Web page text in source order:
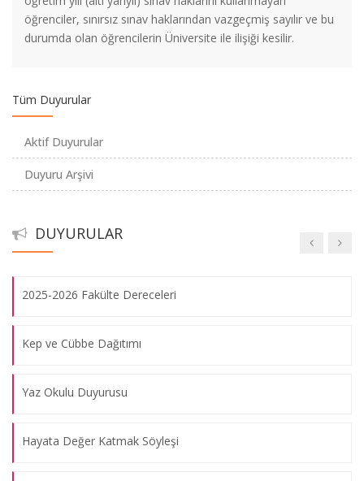
öğrenciler, sınırsız sınav haklarından vazgeçmiş sayılır ve bu
durumda olan öğrencilerin Üniversite ile ilişiği kesilir.
Tüm Duyurular
Aktif Duyurular
Duyuru Arşivi
DUYURULAR
2025-2026 Öğretim Yılı Yemek Bursu
2547 Sayılı Kanunun 44. Maddesi II. Sınav Hakkı
Zorunlu Yabancı Dil Muafiyet Sınavı Duyurusu
2025-2026 Fakülte Dereceleri
Kep ve Cübbe Dağıtımı
Yaz Okulu Duyurusu
Hayata Değer Katmak Söyleşi